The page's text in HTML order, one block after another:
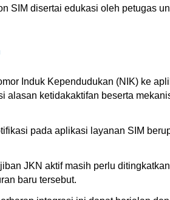
SIM disertai edukasi oleh petugas
Induk Kependudukan (NIK) ke
alasan ketidakaktifan beserta
pada aplikasi layanan SIM
JKN aktif masih perlu
baru tersebut.